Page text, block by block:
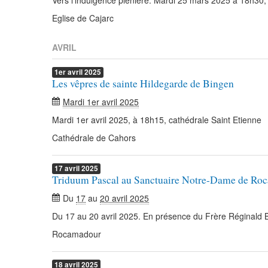
Eglise de Cajarc
AVRIL
1eravril2025
Les vêpres de sainte Hildegarde de Bingen
Mardi 1er avril 2025
Mardi 1er avril 2025, à 18h15, cathédrale Saint Etienne
Cathédrale de Cahors
17avril2025
Triduum Pascal au Sanctuaire Notre-Dame de
Du 17 au 20 avril 2025
Du 17 au 20 avril 2025. En présence du Frère Réginald
Rocamadour
18avril2025